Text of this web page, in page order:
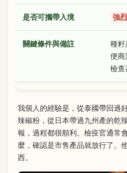
強
種籽
便商
檢查
我個人的經驗是，從泰國帶回過
辣椒粉，從日本帶過九州產的乾
報，過程都很順利。檢疫官通常
麼，確認是市售產品就放行了。
西。